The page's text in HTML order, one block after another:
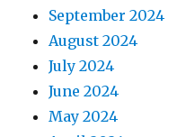
September 2024
August 2024
July 2024
June 2024
May 2024